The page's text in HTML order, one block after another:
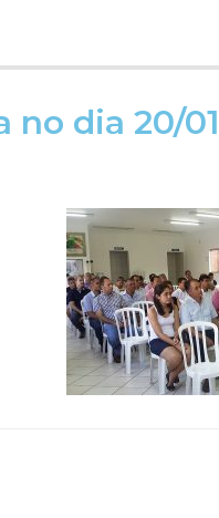
dia 20/